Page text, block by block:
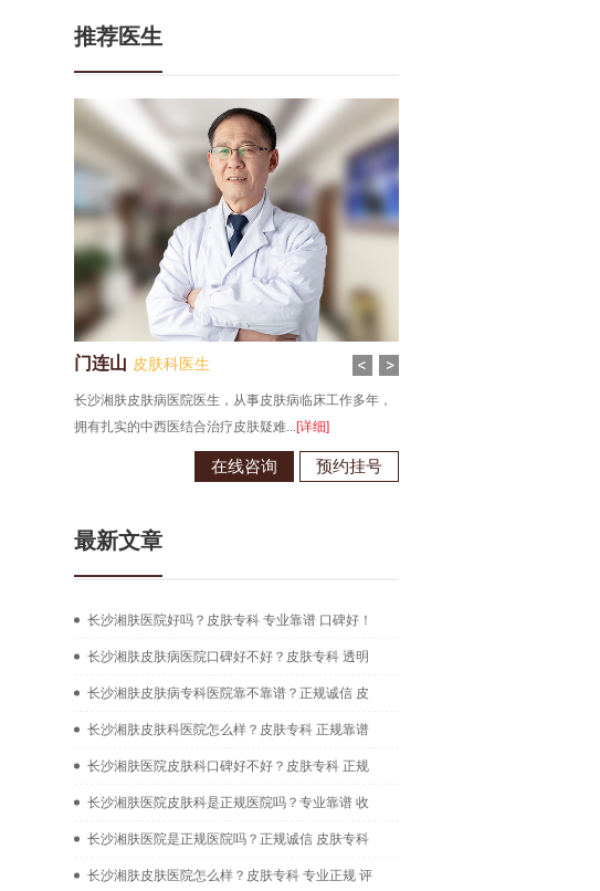
推荐医生
门连山 皮肤科医生
长沙湘肤皮肤病医院医生，从事皮肤病临床工作多年，
拥有扎实的中西医结合治疗皮肤疑难...[详细]
在线咨询 预约挂号
最新文章
长沙湘肤医院好吗？皮肤专科 专业靠谱 口碑好！
长沙湘肤皮肤病医院口碑好不好？皮肤专科 透明
长沙湘肤皮肤病专科医院靠不靠谱？正规诚信 皮
长沙湘肤皮肤科医院怎么样？皮肤专科 正规靠谱
长沙湘肤医院皮肤科口碑好不好？皮肤专科 正规
长沙湘肤医院皮肤科是正规医院吗？专业靠谱 收
长沙湘肤医院是正规医院吗？正规诚信 皮肤专科
长沙湘肤皮肤医院怎么样？皮肤专科 专业正规 评